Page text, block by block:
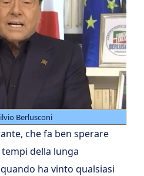
Berlusconi
che fa ben sperare
della lunga
ha vinto qualsiasi